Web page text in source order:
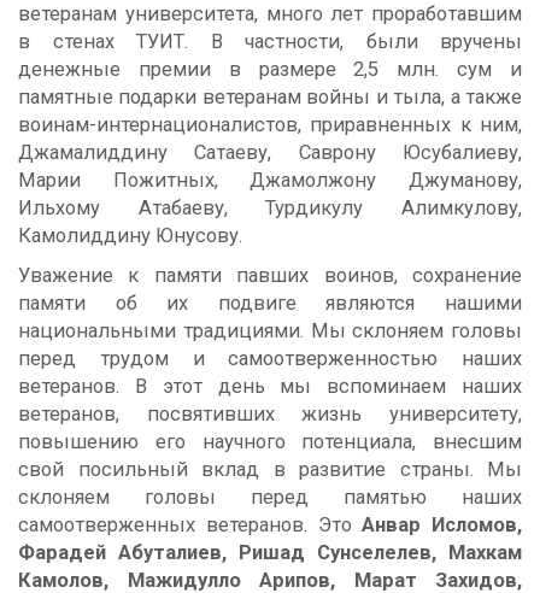
ветеранам университета, много лет проработавшим
в стенах ТУИТ. В частности, были вручены
денежные премии в размере 2,5 млн. сум и
памятные подарки ветеранам войны и тыла, а также
воинам-интернационалистов, приравненных к ним,
Джамалиддину Сатаеву, Саврону Юсубалиеву,
Марии Пожитныx, Джамолжону Джуманову,
Ильxому Атабаеву, Турдикулу Алимкулову,
Камолиддину Юнусову.
Уважение к памяти павших воинов, сохранение
памяти об их подвиге являются нашими
национальными традициями. Мы склоняем головы
перед трудом и самоотверженностью наших
ветеранов. В этот день мы вспоминаем наших
ветеранов, посвятивших жизнь университету,
повышению его научного потенциала, внесшим
свой посильный вклад в развитие страны. Мы
склоняем головы перед памятью наших
самоотверженных ветеранов. ЭтоАнвар Исломов,
Фарадей Абуталиев, Ришад Сунселелев, Маxкам
Камолов, Мажидулло Арипов, Марат Заxидов,